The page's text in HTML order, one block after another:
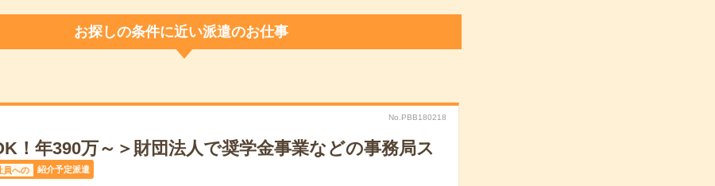
お探しの条件に近い派遣のお仕事
No.PBB180218
！年390万～＞財団法人で奨学金事業などの事務局ス
員への 紹介予定派遣